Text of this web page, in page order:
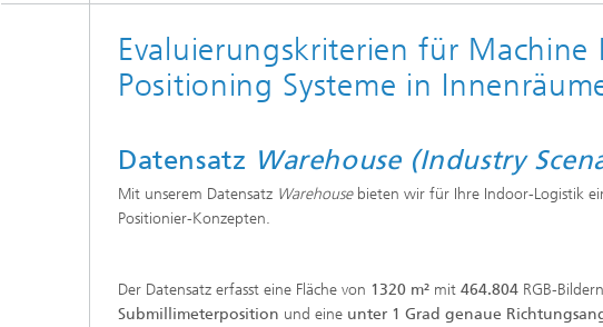
Evaluierungskriterien für Machine
Positioning Systeme in
Datensatz Warehouse (Industry
Mit unserem Datensatz Warehouse bieten wir für Ihre Indoor-Logistik
Positionier-Konzepten.
Der Datensatz erfasst eine Fläche von 1320 m² mit 464.804 RGB-
Submillimeterposition und eine unter 1 Grad genaue